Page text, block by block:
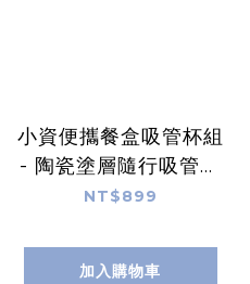
小資便攜餐盒吸管杯組
- 陶瓷塗層隨行吸管杯
710ml + 吸管杯配件
便當盒
NT$899
加入購物車